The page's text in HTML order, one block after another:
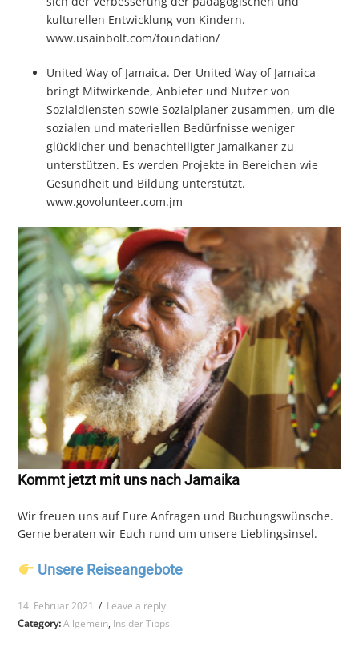
kulturellen Entwicklung von Kindern.
www.usainbolt.com/foundation/
United Way of Jamaica. Der United Way of Jamaica
bringt Mitwirkende, Anbieter und Nutzer von
Sozialdiensten sowie Sozialplaner zusammen, um die
sozialen und materiellen Bedürfnisse weniger
glücklicher und benachteiligter Jamaikaner zu
unterstützen. Es werden Projekte in Bereichen wie
Gesundheit und Bildung unterstützt.
www.govolunteer.com.jm
Kommt jetzt mit uns nach Jamaika
Wir freuen uns auf Eure Anfragen und Buchungswünsche.
Gerne beraten wir Euch rund um unsere Lieblingsinsel.
Unsere Reiseangebote
14. Februar 2021
Category:Allgemein, Insider Tipps
/ Leave a reply